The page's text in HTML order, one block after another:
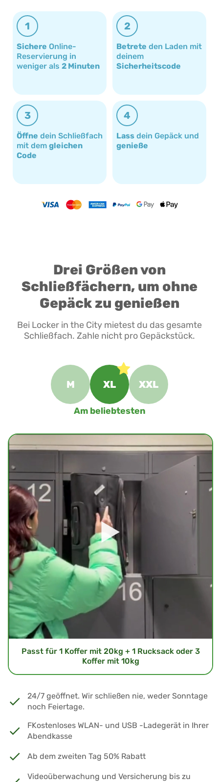
1
Sichere Online-
Reservierung in
weniger als 2 Minuten
2
Betrete den Laden mit
deinem
Sicherheitscode
3
Öffne dein Schließfach
mit dem gleichen
Code
4
Lass dein Gepäck und
genieße
Drei Größen von
Schließfächern, um ohne
Gepäck zu genießen
Bei Locker in the City mietest du das gesamte
Schließfach. Zahle nicht pro Gepäckstück.
M XL XXL
Am beliebtesten
Passt für 1 Koffer mit 20kg + 1 Rucksack oder 3
Koffer mit 10kg
24/7 geöffnet. Wir schließen nie, weder Sonntage
noch Feiertage.
FKostenloses WLAN- und USB -Ladegerät in Ihrer
Abendkasse
Ab dem zweiten Tag 50% Rabatt
Videoüberwachung und Versicherung bis zu